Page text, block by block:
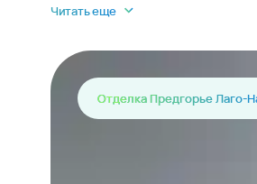
Читать еще
Отделка Предгорье Лаго-